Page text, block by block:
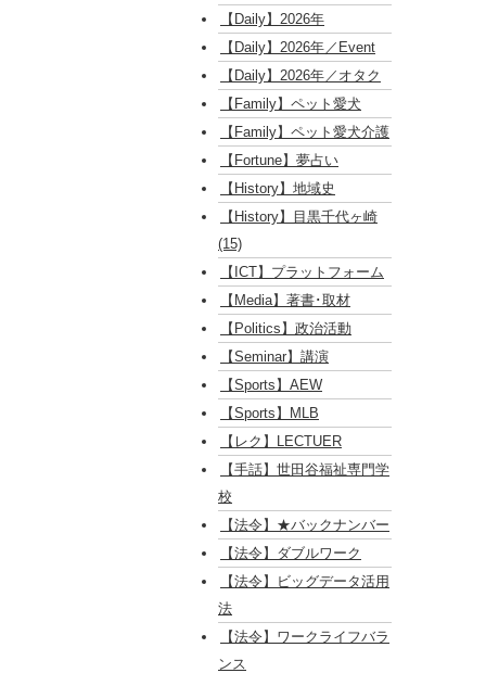
【Daily】2026年
【Daily】2026年／Event
【Daily】2026年／オタク
【Family】ペット愛犬
【Family】ペット愛犬介護
【Fortune】夢占い
【History】地域史
【History】目黒千代ヶ崎
(15)
【ICT】プラットフォーム
【Media】著書･取材
【Politics】政治活動
【Seminar】講演
【Sports】AEW
【Sports】MLB
【レク】LECTUER
【手話】世田谷福祉専門学
校
【法令】★バックナンバー
【法令】ダブルワーク
【法令】ビッグデータ活用
法
【法令】ワークライフバラ
ンス